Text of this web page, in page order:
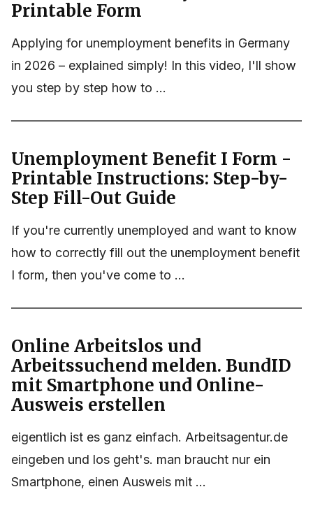
Printable Form
Applying for unemployment benefits in Germany
in 2026 – explained simply! In this video, I'll show
you step by step how to ...
Unemployment Benefit I Form -
Printable Instructions: Step-by-
Step Fill-Out Guide
If you're currently unemployed and want to know
how to correctly fill out the unemployment benefit
I form, then you've come to ...
Online Arbeitslos und
Arbeitssuchend melden. BundID
mit Smartphone und Online-
Ausweis erstellen
eigentlich ist es ganz einfach. Arbeitsagentur.de
eingeben und los geht's. man braucht nur ein
Smartphone, einen Ausweis mit ...